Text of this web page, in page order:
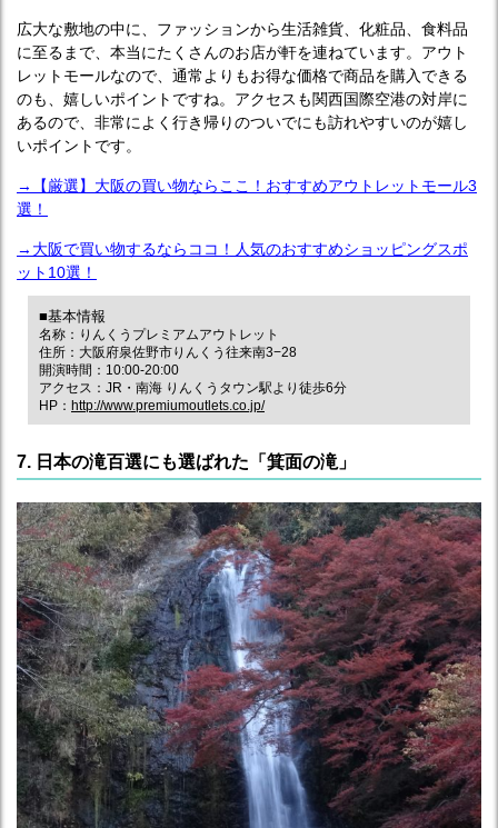
広大な敷地の中に、ファッションから生活雑貨、化粧品、食料品
に至るまで、本当にたくさんのお店が軒を連ねています。アウト
レットモールなので、通常よりもお得な価格で商品を購入できる
のも、嬉しいポイントですね。アクセスも関西国際空港の対岸に
あるので、非常によく行き帰りのついでにも訪れやすいのが嬉し
いポイントです。
→【厳選】大阪の買い物ならここ！おすすめアウトレットモール3
選！
→大阪で買い物するならココ！人気のおすすめショッピングスポ
ット10選！
■基本情報
名称：りんくうプレミアムアウトレット
住所：大阪府泉佐野市りんくう往来南3−28
開演時間：10:00-20:00
アクセス：JR・南海 りんくうタウン駅より徒歩6分
HP： http://www.premiumoutlets.co.jp/
7. 日本の滝百選にも選ばれた「箕面の滝」